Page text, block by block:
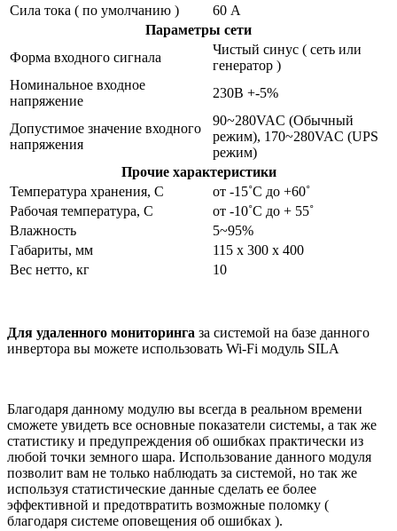
Сила тока ( по умолчанию )
60 А
Параметры сети
Форма входного сигнала
Чистый синус ( сеть или
генератор )
Номинальное входное
напряжение
230В +-5%
Допустимое значение входного
напряжения
90~280VAC (Обычный
режим), 170~280VAC (UPS
режим)
Прочие характеристики
Температура хранения, С
от -15˚С до +60˚
Рабочая температура, С
от -10˚С до + 55˚
Влажность
5~95%
Габариты, мм
115 x 300 x 400
Вес нетто, кг
10
Для удаленного мониторинга за системой на базе данного
инвертора вы можете использовать Wi-Fi модуль SILA
Благодаря данному модулю вы всегда в реальном времени
сможете увидеть все основные показатели системы, а так же
статистику и предупреждения об ошибках практически из
любой точки земного шара. Использование данного модуля
позволит вам не только наблюдать за системой, но так же
используя статистические данные сделать ее более
эффективной и предотвратить возможные поломку (
благодаря системе оповещения об ошибках ).